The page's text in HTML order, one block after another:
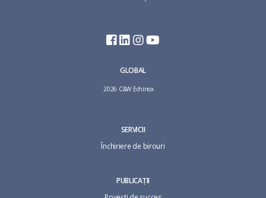
GLOBAL
2026 C&W Echinox
SERVICII
Închiriere de birouri
PUBLICAȚII